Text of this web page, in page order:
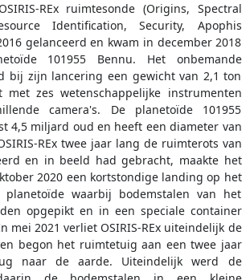
REx ruimtesonde (Origins, Spectral
Identification, Security, Apophis
gelanceerd en kwam in december 2018
101955 Bennu. Het onbemande
bij zijn lancering een gewicht van 2,1 ton
zes wetenschappelijke instrumenten
camera's. De planetoïde 101955
4,5 miljard oud en heeft een diameter van
REx twee jaar lang de ruimterots van
en in beeld had gebracht, maakte het
2020 een kortstondige landing op het
waarbij bodemstalen van het
opgepikt en in een speciale container
mei 2021 verliet OSIRIS-REx uiteindelijk de
begon het ruimtetuig aan een twee jaar
naar de aarde. Uiteindelijk werd de